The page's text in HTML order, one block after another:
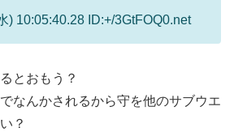
) 10:05:40.28 ID:+/3GtFOQ0.net
とおもう？
なんかされるから守を他のサブウエ
？